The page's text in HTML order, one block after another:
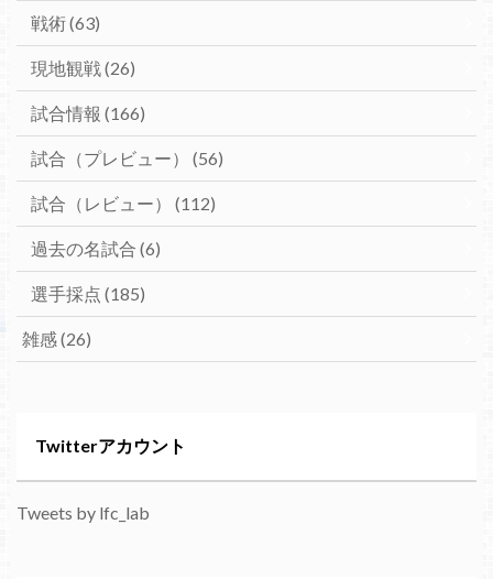
戦術(63)
現地観戦(26)
試合情報 (166)
試合（プレビュー） (56)
試合（レビュー） (112)
過去の名試合 (6)
選手採点 (185)
雑感(26)
Twitterアカウント
Tweets by lfc_lab